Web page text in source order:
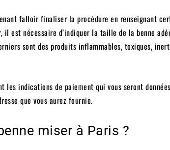
falloir finaliser la procédure en renseignant
est nécessaire d’indiquer la taille de la benne
sont des produits inflammables, toxiques,
indications de paiement qui vous seront
que vous aurez fournie.
miser à Paris ?